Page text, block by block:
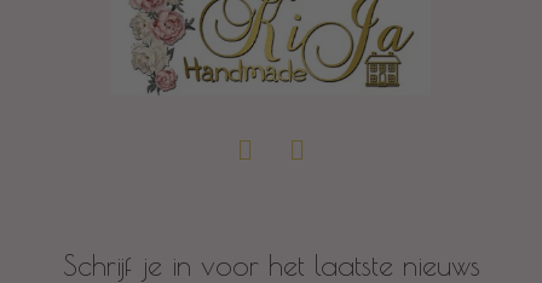
Schrijf je in voor het laatste nieuws